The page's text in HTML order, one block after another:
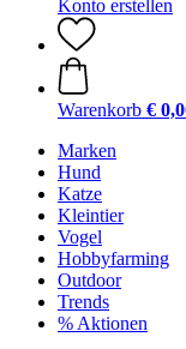
Konto erstellen
Warenkorb €
Marken
Hund
Katze
Kleintier
Vogel
Hobbyfarming
Outdoor
Trends
% Aktionen